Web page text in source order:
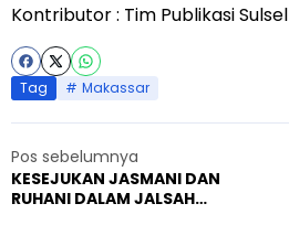
Kontributor : Tim Publikasi Sulsel
Tag Makassar
Pos sebelumnya
KESEJUKAN JASMANI DAN
RUHANI DALAM JALSAH